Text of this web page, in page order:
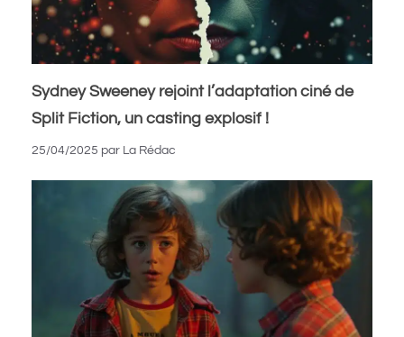
Sydney Sweeney rejoint l’adaptation ciné de
Split Fiction, un casting explosif !
25/04/2025 par La Rédac